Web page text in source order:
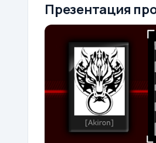
Презентация